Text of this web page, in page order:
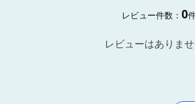
レビュー件数：0
レビューはありませ